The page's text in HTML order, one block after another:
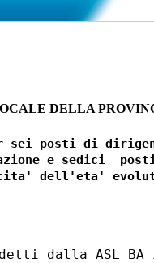
DELLA
sei posti di
e sedici
dalla ASL